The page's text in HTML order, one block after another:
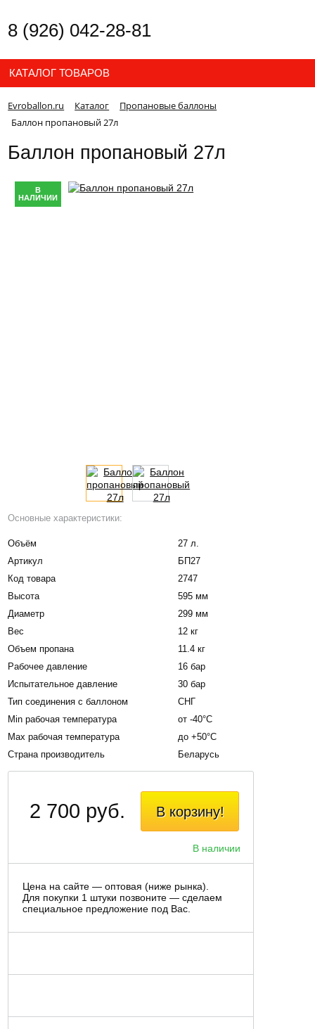
8 (926) 042-28-81
КАТАЛОГ ТОВАРОВ
Evroballon.ru Каталог
Пропановые баллоны
Баллон пропановый 27л
Баллон пропановый 27л
В
НАЛИЧИИ
Основные характеристики:
Объём
27 л.
Артикул
БП27
Код товара
2747
Высота
595 мм
Диаметр
299 мм
Вес
12 кг
Объем пропана
11.4 кг
Рабочее давление
16 бар
Испытательное давление
30 бар
Тип соединения с баллоном
СНГ
Мin рабочая температура
от -40°С
Мax рабочая температура
до +50°С
Страна производитель
Беларусь
В корзину!
В наличии
2 700 руб.
Цена на сайте — оптовая (ниже рынка).
Для покупки 1 штуки позвоните — сделаем
специальное предложение под Вас.